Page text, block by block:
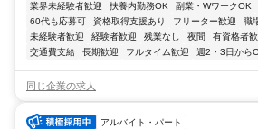
業界未経験者歓迎 扶養内勤務OK 副業・WワークOK
60代も応募可
資格取得支援あり フリーター歓迎 職
未経験者歓迎
経験者歓迎 残業なし 夜間 有資格者
交通費支給
長期歓迎 フルタイム歓迎 週2・3日から
同じ企業の求人
アルバイト・パート